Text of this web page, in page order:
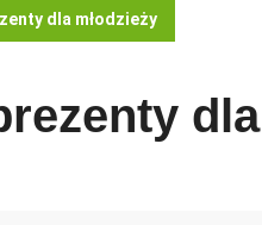
dla młodzieży
dla